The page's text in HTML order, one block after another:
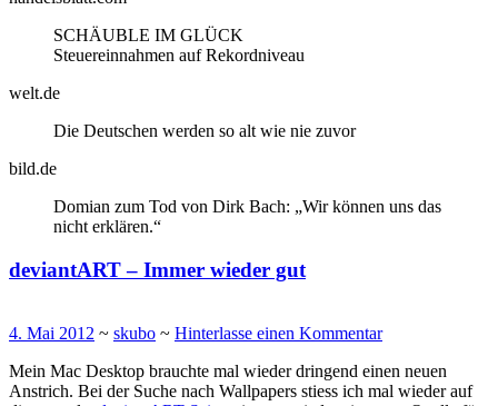
SCHÄUBLE IM GLÜCK
Steuereinnahmen auf Rekordniveau
welt.de
Die Deutschen werden so alt wie nie zuvor
bild.de
Domian zum Tod von Dirk Bach: „Wir können uns das
nicht erklären.“
deviantART – Immer wieder gut
4. Mai 2012 ~ skubo ~ Hinterlasse einen Kommentar
Mein Mac Desktop brauchte mal wieder dringend einen neuen
Anstrich. Bei der Suche nach Wallpapers stiess ich mal wieder auf